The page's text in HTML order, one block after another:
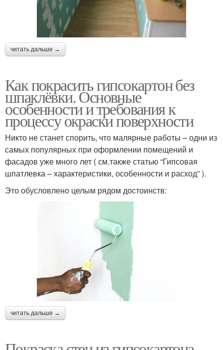
читать дальше →
Как покрасить гипсокартон без
шпаклёвки. Основные
особенности и требования к
процессу окраски поверхности
Никто не станет спорить, что малярные работы – одни из
самых популярных при оформлении помещений и
фасадов уже много лет ( см.также статью “Гипсовая
шпатлевка – характеристики, особенности и расход” ).
Это обусловлено целым рядом достоинств:
читать дальше →